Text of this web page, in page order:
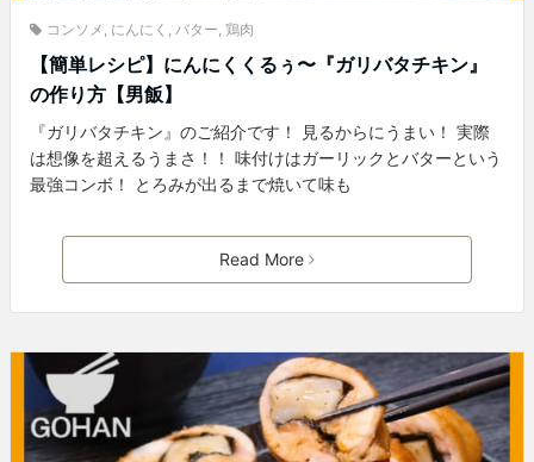
コンソメ , にんにく , バター, 鶏肉
【簡単レシピ】にんにくくるぅ〜『ガリバタチキン』
の作り方【男飯】
『ガリバタチキン』のご紹介です！ 見るからにうまい！ 実際
は想像を超えるうまさ！！ 味付けはガーリックとバターという
最強コンボ！ とろみが出るまで焼いて味も
Read More